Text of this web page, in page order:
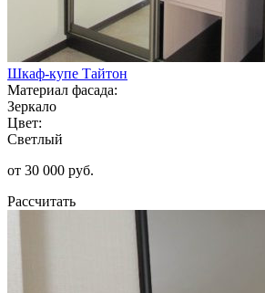
Шкаф-купе Тайтон
Материал фасада:
Зеркало
Цвет:
Светлый
от 30 000 руб.
Рассчитать